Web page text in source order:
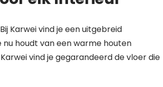
Karwei vind je een uitgebreid
houdt van een warme houten
vind je gegarandeerd de vloer die